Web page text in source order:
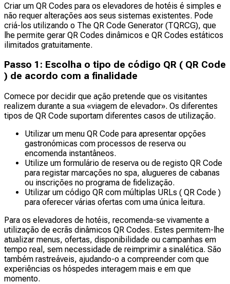
Criar um QR Codes para os elevadores de hotéis é simples e
não requer alterações aos seus sistemas existentes. Pode
criá-los utilizando o The QR Code Generator (TQRCG), que
lhe permite gerar QR Codes dinâmicos e QR Codes estáticos
ilimitados gratuitamente.
Passo 1: Escolha o tipo de código QR ( QR Code
) de acordo com a finalidade
Comece por decidir que ação pretende que os visitantes
realizem durante a sua «viagem de elevador». Os diferentes
tipos de QR Code suportam diferentes casos de utilização.
Utilizar um menu QR Code para apresentar opções
gastronómicas com processos de reserva ou
encomenda instantâneos.
Utilize um formulário de reserva ou de registo QR Code
para registar marcações no spa, alugueres de cabanas
ou inscrições no programa de fidelização.
Utilizar um código QR com múltiplas URLs ( QR Code )
para oferecer várias ofertas com uma única leitura.
Para os elevadores de hotéis, recomenda-se vivamente a
utilização de ecrãs dinâmicos QR Codes. Estes permitem-lhe
atualizar menus, ofertas, disponibilidade ou campanhas em
tempo real, sem necessidade de reimprimir a sinalética. São
também rastreáveis, ajudando-o a compreender com que
experiências os hóspedes interagem mais e em que
momento.